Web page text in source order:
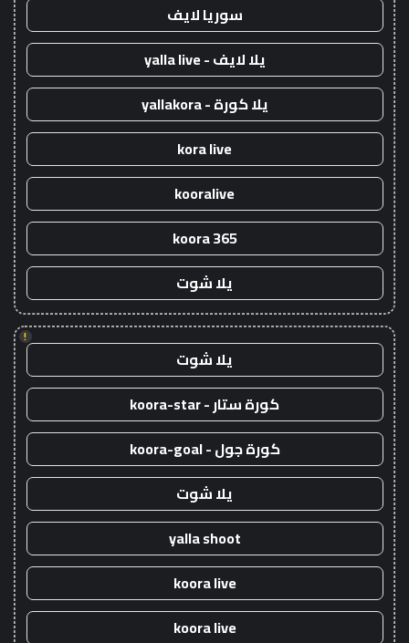
سوريا لايف
يلا لايف - yalla live
يلا كورة - yallakora
kora live
kooralive
koora 365
يلا شوت
!
يلا شوت
كورة ستار - koora-star
كورة جول - koora-goal
يلا شوت
yalla shoot
koora live
koora live